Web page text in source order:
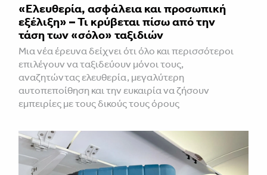
«Ελευθερία, ασφάλεια και προσωπική
εξέλιξη» – Τι κρύβεται πίσω από την
τάση των «σόλο» ταξιδιών
Μια νέα έρευνα δείχνει ότι όλο και περισσότεροι
επιλέγουν να ταξιδεύουν μόνοι τους,
αναζητώντας ελευθερία, μεγαλύτερη
αυτοπεποίθηση και την ευκαιρία να ζήσουν
εμπειρίες με τους δικούς τους όρους